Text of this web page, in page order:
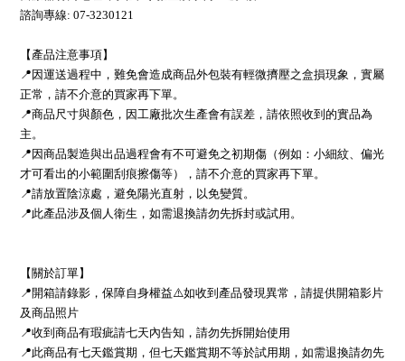
諮詢專線: 07-3230121
【產品注意事項】
📍因運送過程中，難免會造成商品外包裝有輕微擠壓之盒損現象，實屬
正常，請不介意的買家再下單。
📍商品尺寸與顏色，因工廠批次生產會有誤差，請依照收到的實品為
主。
📍因商品製造與出品過程會有不可避免之初期傷（例如：小細紋、偏光
才可看出的小範圍刮痕擦傷等），請不介意的買家再下單。
📍請放置陰涼處，避免陽光直射，以免變質。
📍此產品涉及個人衛生，如需退換請勿先拆封或試用。
【關於訂單】
📍開箱請錄影，保障自身權益⚠️如收到產品發現異常，請提供開箱影片
及商品照片
📍收到商品有瑕疵請七天內告知，請勿先拆開始使用
📍此商品有七天鑑賞期，但七天鑑賞期不等於試用期，如需退換請勿先